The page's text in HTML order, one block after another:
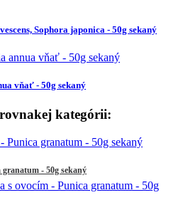
Sophora japonica - 50g sekaný
vňať - 50g sekaný
kategórii:
- 50g sekaný